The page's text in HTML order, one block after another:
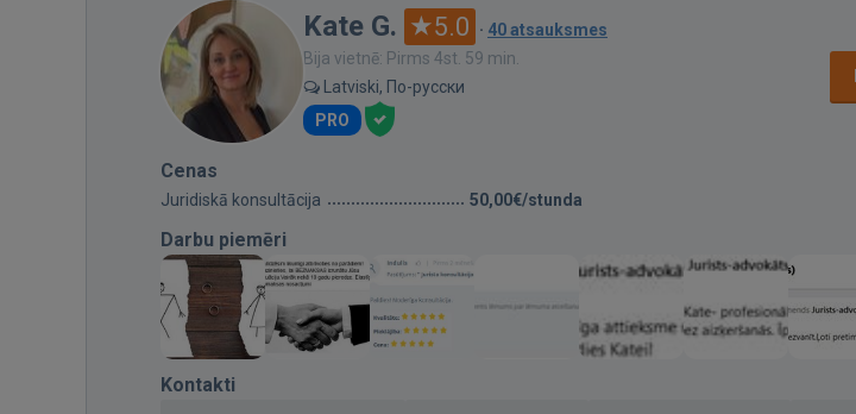
Kate G. 5.0 · 40 atsauksmes
Bija vietnē: Pirms 4st. 59 min.
Latviski, По-русски
PRO
Cenas
Juridiskā konsultācija 50,00€/stunda
Darbu piemēri
Kontakti